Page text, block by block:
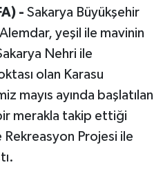
- Sakarya Büyükşehir
yeşil ile mavinin
Nehri ile
olan Karasu
mayıs ayında başlatılan
merakla takip ettiği
Rekreasyon Projesi ile